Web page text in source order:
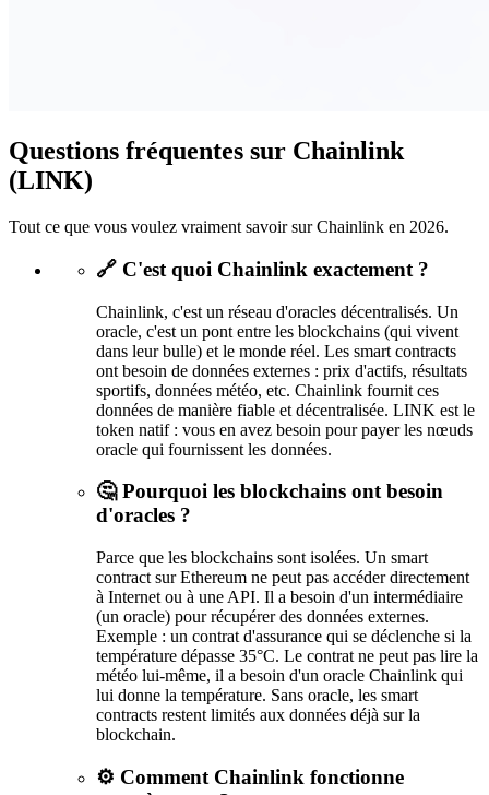
Questions fréquentes sur Chainlink
(LINK)
Tout ce que vous voulez vraiment savoir sur Chainlink en 2026.
🔗 C'est quoi Chainlink exactement ?
Chainlink, c'est un réseau d'oracles décentralisés. Un
oracle, c'est un pont entre les blockchains (qui vivent
dans leur bulle) et le monde réel. Les smart contracts
ont besoin de données externes : prix d'actifs, résultats
sportifs, données météo, etc. Chainlink fournit ces
données de manière fiable et décentralisée. LINK est le
token natif : vous en avez besoin pour payer les nœuds
oracle qui fournissent les données.
🤔 Pourquoi les blockchains ont besoin
d'oracles ?
Parce que les blockchains sont isolées. Un smart
contract sur Ethereum ne peut pas accéder directement
à Internet ou à une API. Il a besoin d'un intermédiaire
(un oracle) pour récupérer des données externes.
Exemple : un contrat d'assurance qui se déclenche si la
température dépasse 35°C. Le contrat ne peut pas lire la
météo lui-même, il a besoin d'un oracle Chainlink qui
lui donne la température. Sans oracle, les smart
contracts restent limités aux données déjà sur la
blockchain.
⚙️ Comment Chainlink fonctionne